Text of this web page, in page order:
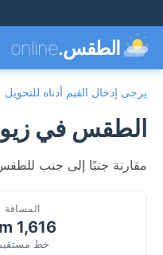
الطقس.online
يرجى إدخال القيم أدناه للتحويل
الطقس في
مقارنة جنبًا إلى جنب
المسافة
1,616 km
خط